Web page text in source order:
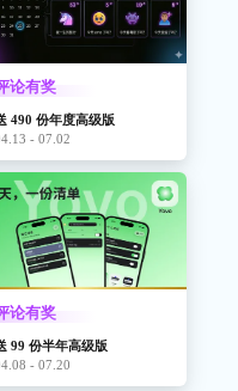
论有奖
490 份年度高级版
- 07.02
论有奖
99 份半年高级版
- 07.20